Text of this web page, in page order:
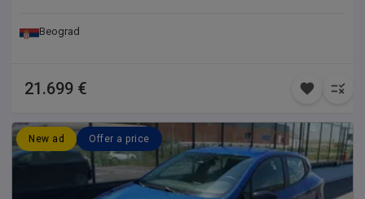
Beograd
21.699 €
New ad Offer a price